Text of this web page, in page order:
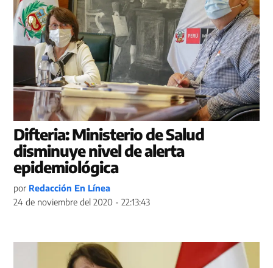
Difteria: Ministerio de Salud
disminuye nivel de alerta
epidemiológica
por Redacción En Línea
24 de noviembre del 2020 - 22:13:43